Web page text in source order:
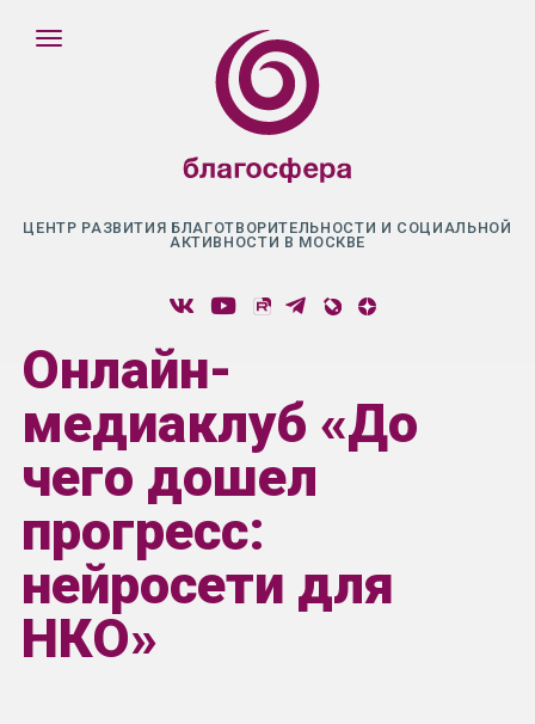
ЦЕНТР РАЗВИТИЯ БЛАГОТВОРИТЕЛЬНОСТИ И СОЦИАЛЬНОЙ
АКТИВНОСТИ В МОСКВЕ
Онлайн-
медиаклуб «До
чего дошел
прогресс:
нейросети для
НКО»